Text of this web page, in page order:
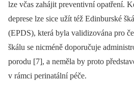
lze včas zahájit preventivní opatření.
deprese lze sice užít též Edinburské
(EPDS), která byla validizována pro
škálu se nicméně doporučuje
porodu [7], a neměla by proto
v rámci perinatální péče.